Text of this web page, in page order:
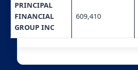
PRINCIPAL
FINANCIAL
GROUP INC
609,410